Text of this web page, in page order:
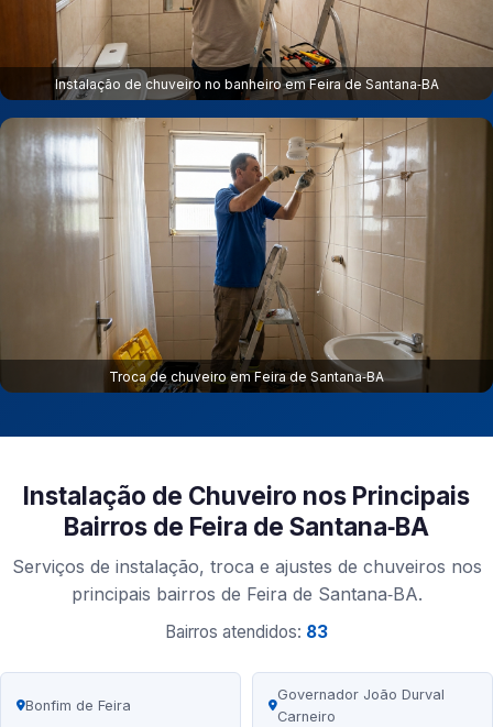
Instalação de chuveiro no banheiro em Feira de Santana‑BA
Troca de chuveiro em Feira de Santana‑BA
Instalação de Chuveiro nos Principais
Bairros de Feira de Santana‑BA
Serviços de instalação, troca e ajustes de chuveiros nos
principais bairros de Feira de Santana‑BA.
Bairros atendidos: 83
Bonfim de Feira
Governador João Durval
Carneiro